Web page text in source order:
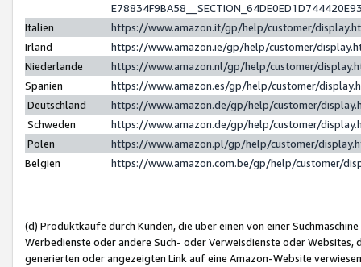
Italien
https://www.amazon.it/gp/help/customer/
Irland
https://www.amazon.ie/gp/help/customer/
Niederlande
https://www.amazon.nl/gp/help/customer/
Spanien
https://www.amazon.es/gp/help/customer/
Deutschland
https://www.amazon.de/gp/help/customer/
Schweden
https://www.amazon.de/gp/help/customer/
Polen
https://www.amazon.pl/gp/help/customer/
Belgien
https://www.amazon.com.be/gp/help/customer/
(d) Produktkäufe durch Kunden, die über einen von einer
Werbedienste oder andere Such- oder Verweisdienste oder Websites,
generierten oder angezeigten Link auf eine Amazon-Website